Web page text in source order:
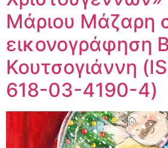
Μάριου Μάζαρη
εικονογράφηση
Κουτσογιάννη
618-03-4190-4)